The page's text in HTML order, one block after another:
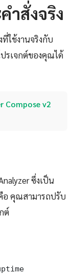
ำสั่งจริง
ใช้งานจริงกับ
รเจกต์ของคุณได้
Compose v2
ซึ่งเป็น
อ คุณสามารถปรับ
ต์